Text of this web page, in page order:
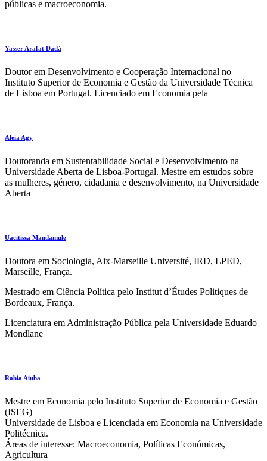
públicas e macroeconomia.
Yasser Arafat Dadá
Doutor em Desenvolvimento e Cooperação Internacional no
Instituto Superior de Economia e Gestão da Universidade Técnica
de Lisboa em Portugal. Licenciado em Economia pela
Aleia Agy
Doutoranda em Sustentabilidade Social e Desenvolvimento na
Universidade Aberta de Lisboa-Portugal. Mestre em estudos sobre
as mulheres, género, cidadania e desenvolvimento, na Universidade
Aberta
Uacitissa Mandamule
Doutora em Sociologia, Aix-Marseille Université, IRD, LPED,
Marseille, França.
Mestrado em Ciência Política pelo Institut d’Études Politiques de
Bordeaux, França.
Licenciatura em Administração Pública pela Universidade Eduardo
Mondlane
Rabia Aiuba
Mestre em Economia pelo Instituto Superior de Economia e Gestão
(ISEG) –
Universidade de Lisboa e Licenciada em Economia na Universidade
Politécnica.
Áreas de interesse: Macroeconomia, Políticas Económicas,
Agricultura